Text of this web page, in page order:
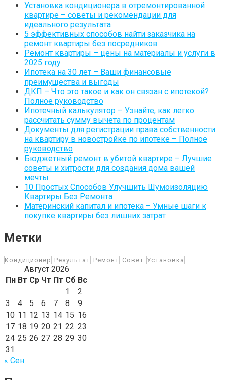
Установка кондиционера в отремонтированной
квартире – советы и рекомендации для
идеального результата
5 эффективных способов найти заказчика на
ремонт квартиры без посредников
Ремонт квартиры – цены на материалы и услуги в
2025 году
Ипотека на 30 лет – Ваши финансовые
преимущества и выгоды
ДКП – Что это такое и как он связан с ипотекой?
Полное руководство
Ипотечный калькулятор – Узнайте, как легко
рассчитать сумму вычета по процентам
Документы для регистрации права собственности
на квартиру в новостройке по ипотеке – Полное
руководство
Бюджетный ремонт в убитой квартире – Лучшие
советы и хитрости для создания дома вашей
мечты
10 Простых Способов Улучшить Шумоизоляцию
Квартиры Без Ремонта
Материнский капитал и ипотека – Умные шаги к
покупке квартиры без лишних затрат
Метки
Кондиционер Результат Ремонт Совет Установка
Август 2026
Пн Вт Ср Чт Пт Сб Вс
1
2
3
4 5 6 7 8
9
10 11 12 13 14 15 16
17 18 19 20 21 22 23
24 25 26 27 28 29 30
31
« Сен